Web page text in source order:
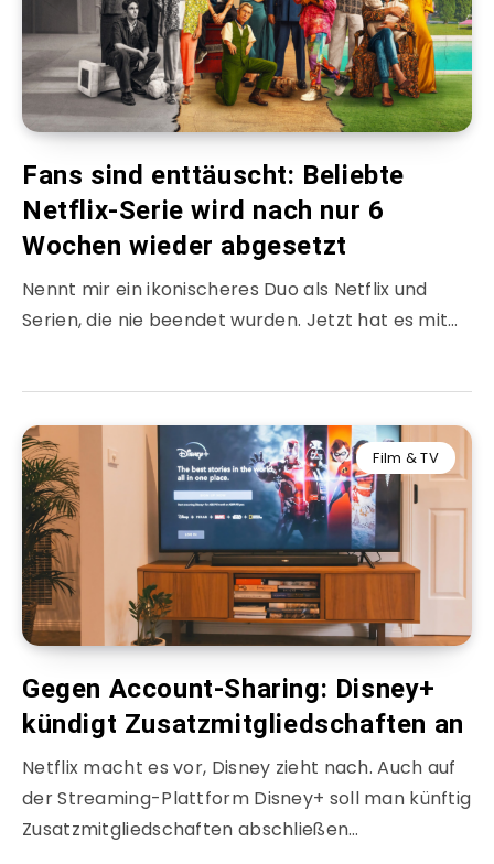
Fans sind enttäuscht: Beliebte
Netflix-Serie wird nach nur 6
Wochen wieder abgesetzt
Nennt mir ein ikonischeres Duo als Netflix und
Serien, die nie beendet wurden. Jetzt hat es mit…
Film & TV
Gegen Account-Sharing: Disney+
kündigt Zusatzmitgliedschaften an
Netflix macht es vor, Disney zieht nach. Auch auf
der Streaming-Plattform Disney+ soll man künftig
Zusatzmitgliedschaften abschließen…